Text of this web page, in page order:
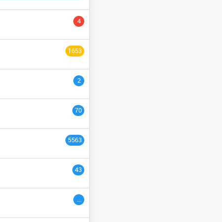
4
1653
السنة
السنة
2
70
5563
43
...
السنة الثانية
années